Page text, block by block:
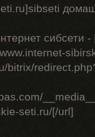
сибсети
bitrix/
seti.ru/[/url]